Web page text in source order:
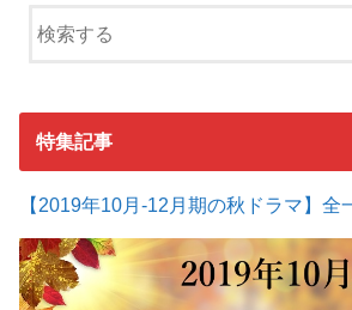
特集記事
【2019年10月-12月期の秋ドラマ】全